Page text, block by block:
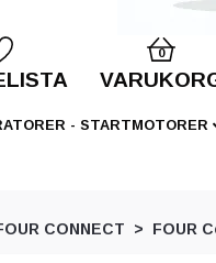
0
- STARTMOTORER
CONNECT FOUR